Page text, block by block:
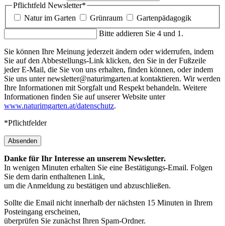
Pflichtfeld Newsletter*
Natur im Garten
Grünraum
Gartenpädagogik
Bitte addieren Sie 4 und 1.
Sie können Ihre Meinung jederzeit ändern oder widerrufen, indem
Sie auf den Abbestellungs-Link klicken, den Sie in der Fußzeile
jeder E-Mail, die Sie von uns erhalten, finden können, oder indem
Sie uns unter newsletter@naturimgarten.at kontaktieren. Wir werden
Ihre Informationen mit Sorgfalt und Respekt behandeln. Weitere
Informationen finden Sie auf unserer Website unter
www.naturimgarten.at/datenschutz.
*Pflichtfelder
Absenden
Danke für Ihr Interesse an unserem Newsletter.
In wenigen Minuten erhalten Sie eine Bestätigungs-Email. Folgen
Sie dem darin enthaltenen Link,
um die Anmeldung zu bestätigen und abzuschließen.
Sollte die Email nicht innerhalb der nächsten 15 Minuten in Ihrem
Posteingang erscheinen,
überprüfen Sie zunächst Ihren Spam-Ordner.